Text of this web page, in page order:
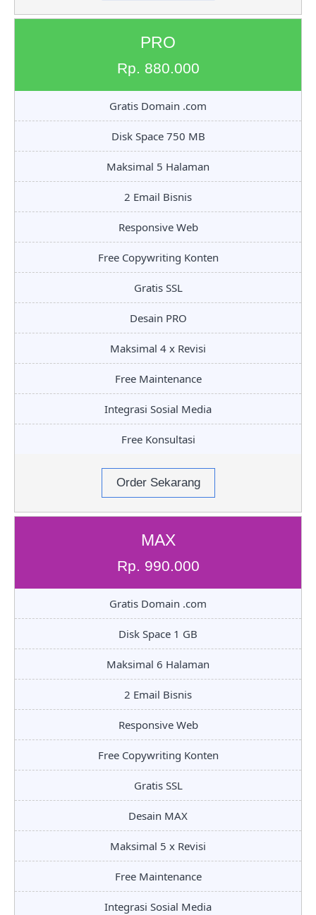
PRO
Rp. 880.000
Gratis Domain .com
Disk Space 750 MB
Maksimal 5 Halaman
2 Email Bisnis
Responsive Web
Free Copywriting Konten
Gratis SSL
Desain PRO
Maksimal 4 x Revisi
Free Maintenance
Integrasi Sosial Media
Free Konsultasi
Order Sekarang
MAX
Rp. 990.000
Gratis Domain .com
Disk Space 1 GB
Maksimal 6 Halaman
2 Email Bisnis
Responsive Web
Free Copywriting Konten
Gratis SSL
Desain MAX
Maksimal 5 x Revisi
Free Maintenance
Integrasi Sosial Media